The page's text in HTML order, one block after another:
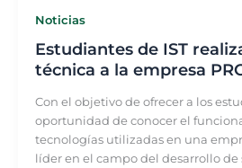
Noticias
Estudiantes de IST
técnica a la empresa
Con el objetivo de ofrecer a los
oportunidad de conocer el
tecnologías utilizadas en una
líder en el campo del desarrollo